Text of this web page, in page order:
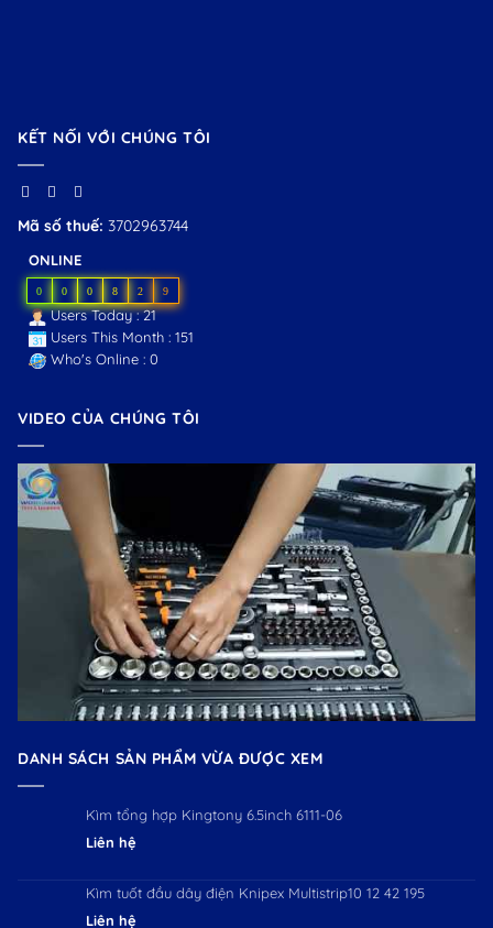
KẾT NỐI VỚI CHÚNG TÔI
Mã số thuế: 3702963744
ONLINE
0 0 0 8 2 9
Users Today : 21
Users This Month : 151
Who's Online : 0
VIDEO CỦA CHÚNG TÔI
DANH SÁCH SẢN PHẨM VỪA ĐƯỢC XEM
Kìm tổng hợp Kingtony 6.5inch 6111-06
Liên hệ
Kìm tuốt đầu dây điện Knipex Multistrip10 12 42 195
Liên hệ